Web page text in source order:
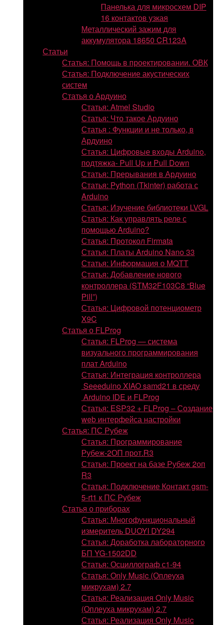
Панелька для микросхем DIP
16 контактов узкая
Металлический зажим для
аккумулятора 18650 CR123A
Статьи
Статья: Помощь в проектировании. ОВК
Статья: Подключение акустических
систем
Статья о Ардуино
Статья: Atmel Studio
Статья: Что такое Ардуино
Статья : Функции и не только, в
Ардуино
Статья: Цифровые входы Arduino,
подтяжка- Pull Up и Pull Down
Статья: Прерывания в Ардуино
Статья: Python (Tkinter) работа с
Arduino
Статья: Изучение библиотеки LVGL
Статья: Как управлять реле с
помощью Arduino?
Статья: Протокол Firmata
Статья: Платы Arduino Nano 33
Статья: Информация о MQTT
Статья: Добавление нового
контроллера (STM32F103C8 “Blue
Pill”)
Статья: Цифровой потенциометр
X9C
Статья о FLProg
Статья: FLProg — система
визуального программирования
плат Arduino
Статья: Интеграция контроллера
Seeeduino XIAO samd21 в среду
Arduino IDE и FLProg
Статья: ESP32 + FLProg – Создание
web интерфейса настройки
Статья: ПС Рубеж
Статья: Программирование
Рубеж-2ОП прот.R3
Статья: Проект на базе Рубеж 2оп
R3
Статья: Подключение Контакт gsm-
5-rt1 к ПС Рубеж
Статья о приборах
Статья: Многофункциональный
измеритель DUOYI DY294
Статья: Доработка лабораторного
БП YG-1502DD
Статья: Осциллограф с1-94
Статья: Only Music (Оплеуха
микрухам) 2.7
Статья: Реализация Only Music
(Оплеуха микрухам) 2.7
Статья: Реализация Only Music